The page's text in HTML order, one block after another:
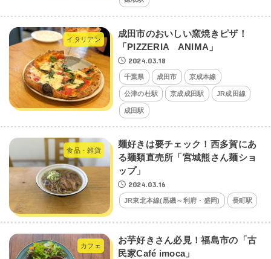
イタリアン
成田市のおいしい窯焼きピザ！
「PIZZERIA ANIMA」
2024.03.18
千葉県 成田市 京成本線
公津の杜駅 京成成田駅 JR成田線
成田駅
食品・雑貨
麺好きは要チェック！西多賀にあ
る麺類直売所「宮城熊さん麺ショ
ップ」
2024.03.16
JR東北本線(黒磯～利府・盛岡) 長町駅
カフェ
お芋好きさん必見！福島市の「古
民家Café imoca」